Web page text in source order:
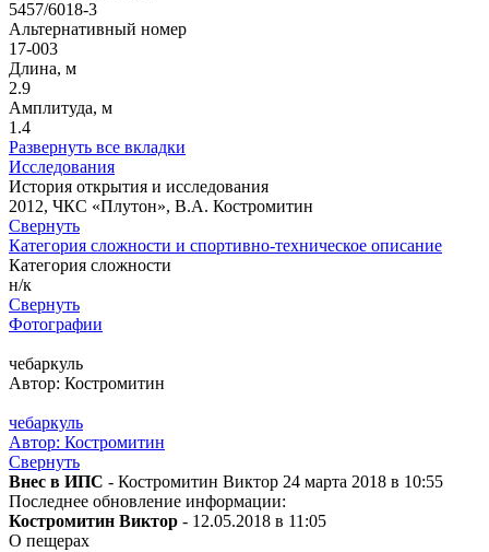
5457/6018-3
Альтернативный номер
17-003
Длина, м
2.9
Амплитуда, м
1.4
Развернуть все вкладки
Исследования
История открытия и исследования
2012, ЧКС «Плутон», В.А. Костромитин
Свернуть
Категория сложности и спортивно-техническое описание
Категория сложности
н/к
Свернуть
Фотографии
чебаркуль
Автор: Костромитин
чебаркуль
Автор: Костромитин
Свернуть
Внес в ИПС - Костромитин Виктор 24 марта 2018 в 10:55
Последнее обновление информации:
Костромитин Виктор - 12.05.2018 в 11:05
О пещерах